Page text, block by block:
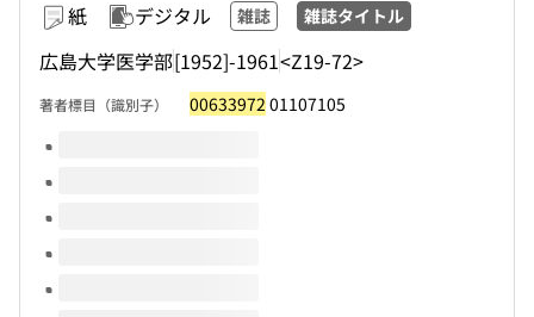
紙 デジタル 雑誌 雑誌タイトル
広島大学医学部[1952]-1961<Z19-72>
著者標目（識別子） 00633972 01107105
このタイトルの巻号